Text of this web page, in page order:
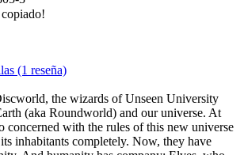
(1 reseña)
the wizards of Unseen University
(aka Roundworld) and our universe. At
concerned with the rules of this new universe
inhabitants completely. Now, they have